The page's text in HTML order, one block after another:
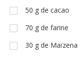
50 g de cacao
70 g de farine
30 g de Maïzena